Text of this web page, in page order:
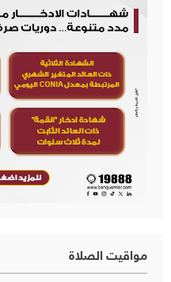
مواقيت الصلاة